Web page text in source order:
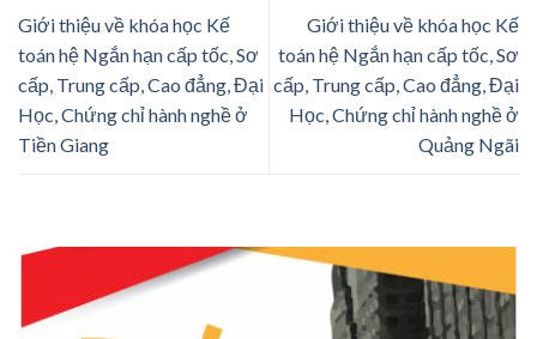
Giới thiệu về khóa học Kế
toán hệ Ngắn hạn cấp tốc, Sơ
cấp, Trung cấp, Cao đẳng, Đại
Học, Chứng chỉ hành nghề ở
Tiền Giang
Giới thiệu về khóa học Kế
toán hệ Ngắn hạn cấp tốc, Sơ
cấp, Trung cấp, Cao đẳng, Đại
Học, Chứng chỉ hành nghề ở
Quảng Ngãi